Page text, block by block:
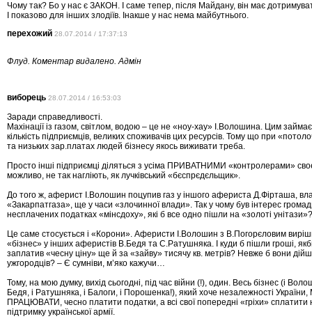
Чому так? Бо у нас є ЗАКОН. І саме тепер, після Майдану, він має
І показово для інших злодіїв. Інакше у нас нема майбутнього.
перехожий 28.07.2014 / 17:37:13
Флуд. Коментар видалено. Адмін
виборець 28.07.2014 / 16:53:03
Заради справедливості.
Махінації із газом, світлом, водою – це не «ноу-хау» І.Волошина. Цим
кількість підприємців, великих споживачів цих ресурсів. Тому що при
та низьких зар.платах людей бізнесу якось виживати треба.
Просто інші підприємці діляться з усіма ПРИВАТНИМИ «контролерами»
можливо, не так нагліють, як лучківський «бєспрєдєльщик».
До того ж, аферист І.Волошин поцупив газ у іншого афериста Д.Фірташа,
«Закарпатгаза», ще у часи «злочинної влади». Так у чому був інтерес
несплачених податках «мінсдоху», які б все одно пішли на «золоті унітази»?
Це саме стосується і «Корони». Аферисти І.Волошин з В.Погорєловим
«бізнес» у інших аферистів В.Бедя та С.Ратушняка. І куди б пішли гроші,
заплатив «чесну ціну» ще й за «зайву» тисячу кв. метрів? Невже б вони
ужгородців? – Є сумніви, м’яко кажучи…
Тому, на мою думку, вихід сьогодні, під час війни (!), один. Весь бізнес (і
Бедя, і Ратушняка, і Балоги, і Порошенка!), який хоче незалежності
ПРАЦЮВАТИ, чесно платити податки, а всі свої попередні «гріхи»
підтримку української армії.